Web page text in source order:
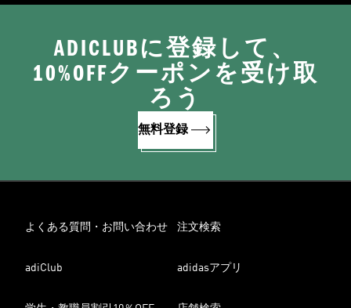
ADICLUBに登録して、
10%OFFクーポンを受け取
ろう
無料登録
よくある質問・お問い合わせ 注文検索
adiClub adidasアプリ